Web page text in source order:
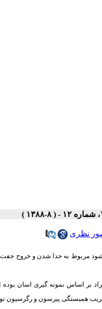
نظری
مربوط به جدا شدن و خروج
همبستگی پیرسون و رگرسیون